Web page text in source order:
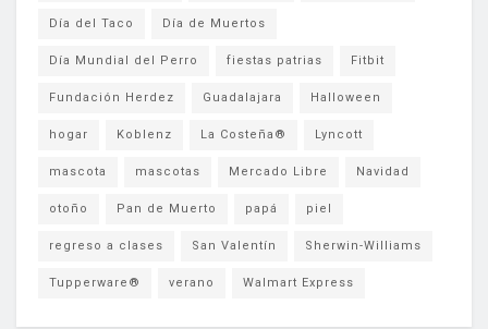
Día del Taco Día de Muertos
Día Mundial del Perro fiestas patrias Fitbit
Fundación Herdez Guadalajara Halloween
hogar Koblenz La Costeña® Lyncott
mascota mascotas Mercado Libre Navidad
otoño Pan de Muerto papá piel
regreso a clases San Valentín Sherwin-Williams
Tupperware® verano Walmart Express